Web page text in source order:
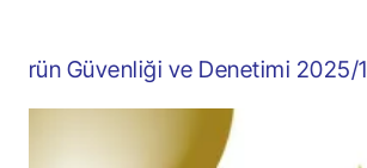
Ürün Güvenliği ve Denetimi 2025/1